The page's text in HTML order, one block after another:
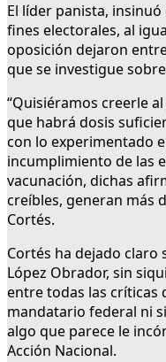
El líder panista,
fines electorales, al
oposición dejaron
que se investigue
“Quisiéramos creerle
que habrá dosis
con lo experimentado
incumplimiento de las
vacunación, dichas
creíbles, generan más
Cortés.
Cortés ha dejado claro
López Obrador, sin
entre todas las críticas
mandatario federal ni
algo que parece le
Acción Nacional.